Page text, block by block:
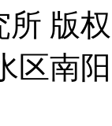
版
区南